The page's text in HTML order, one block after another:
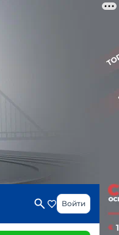
Войти